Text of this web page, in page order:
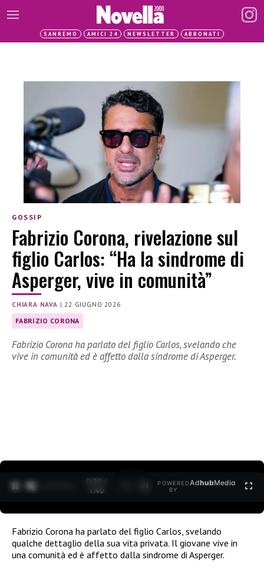
SANREMO AMICI 24 NEWSLETTER ABBONATI
GOSSIP
Fabrizio Corona, rivelazione sul
figlio Carlos: “Ha la sindrome di
Asperger, vive in comunità”
CHIARA NAVA |22 GIUGNO 2026
FABRIZIO CORONA
Fabrizio Corona ha parlato del figlio Carlos, svelando che
vive in comunità ed è affetto dalla sindrome di Asperger.
0:30 /
1:40
POWERED
BY
AdhubMedia
Fabrizio Corona ha parlato del figlio Carlos, svelando
qualche dettaglio della sua vita privata. Il giovane vive in
una comunità ed è affetto dalla sindrome di Asperger.